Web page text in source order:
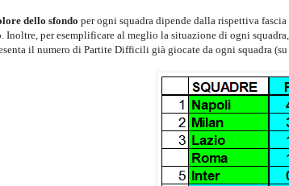
dello sfondo per ogni squadra dipende dalla rispettiva
Inoltre, per esemplificare al meglio la situazione di ogni squadra,
il numero di Partite Difficili già giocate da ogni squadra